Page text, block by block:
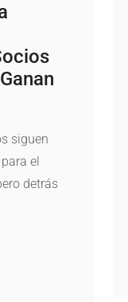
siguen
el
detrás